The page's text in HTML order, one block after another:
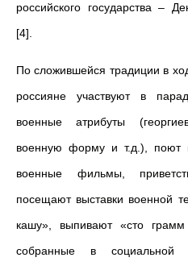
российского государства –
[4].
По сложившейся традиции в
россияне участвуют в
военные атрибуты
военную форму и т.д.), поют
военные фильмы,
посещают выставки военной
кашу», выпивают «сто
собранные в